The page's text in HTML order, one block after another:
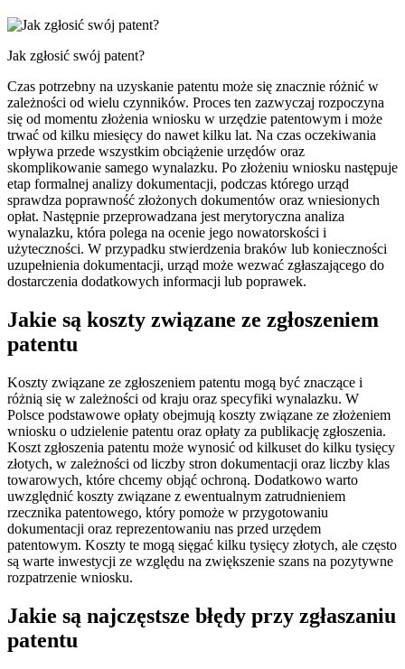
Jak zgłosić swój patent?
Czas potrzebny na uzyskanie patentu może się znacznie różnić w
zależności od wielu czynników. Proces ten zazwyczaj rozpoczyna
się od momentu złożenia wniosku w urzędzie patentowym i może
trwać od kilku miesięcy do nawet kilku lat. Na czas oczekiwania
wpływa przede wszystkim obciążenie urzędów oraz
skomplikowanie samego wynalazku. Po złożeniu wniosku następuje
etap formalnej analizy dokumentacji, podczas którego urząd
sprawdza poprawność złożonych dokumentów oraz wniesionych
opłat. Następnie przeprowadzana jest merytoryczna analiza
wynalazku, która polega na ocenie jego nowatorskości i
użyteczności. W przypadku stwierdzenia braków lub konieczności
uzupełnienia dokumentacji, urząd może wezwać zgłaszającego do
dostarczenia dodatkowych informacji lub poprawek.
Jakie są koszty związane ze zgłoszeniem
patentu
Koszty związane ze zgłoszeniem patentu mogą być znaczące i
różnią się w zależności od kraju oraz specyfiki wynalazku. W
Polsce podstawowe opłaty obejmują koszty związane ze złożeniem
wniosku o udzielenie patentu oraz opłaty za publikację zgłoszenia.
Koszt zgłoszenia patentu może wynosić od kilkuset do kilku tysięcy
złotych, w zależności od liczby stron dokumentacji oraz liczby klas
towarowych, które chcemy objąć ochroną. Dodatkowo warto
uwzględnić koszty związane z ewentualnym zatrudnieniem
rzecznika patentowego, który pomoże w przygotowaniu
dokumentacji oraz reprezentowaniu nas przed urzędem
patentowym. Koszty te mogą sięgać kilku tysięcy złotych, ale często
są warte inwestycji ze względu na zwiększenie szans na pozytywne
rozpatrzenie wniosku.
Jakie są najczęstsze błędy przy zgłaszaniu
patentu